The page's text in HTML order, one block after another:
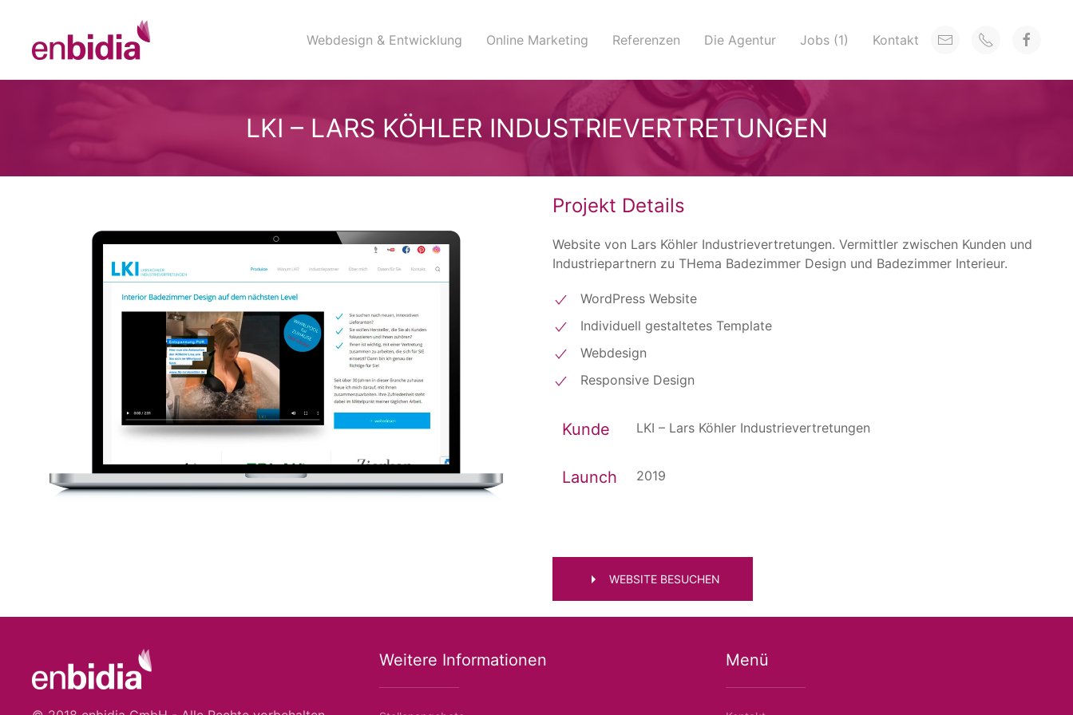
Webdesign & Entwicklung Online Marketing Referenzen Die Agentur Jobs (1) Kontakt
LKI – LARS KÖHLER INDUSTRIEVERTRETUNGEN
Projekt Details
Website von Lars Köhler Industrievertretungen. Vermittler zwischen Kunden und
Industriepartnern zu THema Badezimmer Design und Badezimmer Interieur.
WordPress Website
Individuell gestaltetes Template
Webdesign
Responsive Design
Kunde LKI – Lars Köhler Industrievertretungen
Launch 2019
WEBSITE BESUCHEN
Weitere Informationen Menü